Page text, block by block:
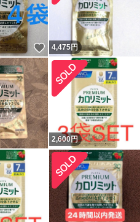
いいね！
4,475円
2,600円